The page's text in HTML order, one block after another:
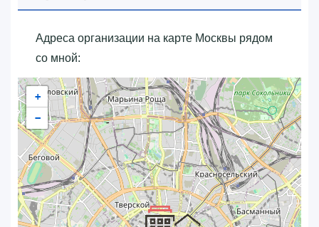
Адреса организации на карте Москвы рядом
со мной:
+
−